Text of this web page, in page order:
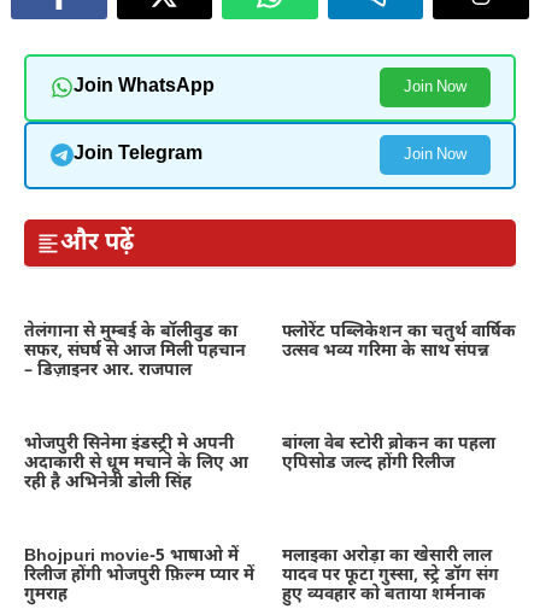
Join WhatsApp Join Now
Join Telegram Join Now
और पढ़ें
तेलंगाना से मुम्बई के बॉलीवुड का
सफर, संघर्ष से आज मिली पहचान
– डिज़ाइनर आर. राजपाल
फ्लोरेंट पब्लिकेशन का चतुर्थ वार्षिक
उत्सव भव्य गरिमा के साथ संपन्न
भोजपुरी सिनेमा इंडस्ट्री मे अपनी
अदाकारी से धूम मचाने के लिए आ
रही है अभिनेत्री डोली सिंह
बांग्ला वेब स्टोरी ब्रोकन का पहला
एपिसोड जल्द होंगी रिलीज
Bhojpuri movie-5 भाषाओ में
रिलीज होंगी भोजपुरी फ़िल्म प्यार में
गुमराह
मलाइका अरोड़ा का खेसारी लाल
यादव पर फूटा गुस्सा, स्ट्रे डॉग संग
हुए व्यवहार को बताया शर्मनाक